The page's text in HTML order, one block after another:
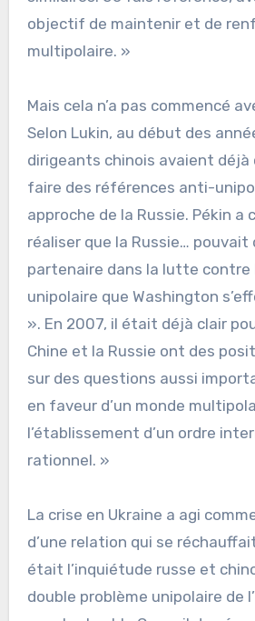
objectif de maintenir et de
multipolaire. »
Mais cela n’a pas commencé
Selon Lukin, au début des
dirigeants chinois avaient déjà
faire des références anti-
approche de la Russie. Pékin a
réaliser que la Russie… pouvait
partenaire dans la lutte contre
unipolaire que Washington
». En 2007, il était déjà clair
Chine et la Russie ont des
sur des questions aussi
en faveur d’un monde
l’établissement d’un ordre
rationnel. »
La crise en Ukraine a agi
d’une relation qui se
était l’inquiétude russe et
double problème unipolaire de